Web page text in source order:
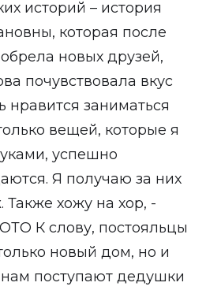
историй – история
которая после
новых друзей,
почувствовала вкус
заниматься
вещей, которые я
успешно
Я получаю за них
хожу на хор, -
К слову, постояльцы
новый дом, но и
поступают дедушки